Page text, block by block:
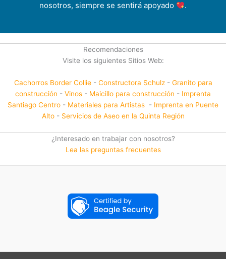
nosotros, siempre se sentirá apoyado
.
Recomendaciones
Visite los siguientes Sitios Web:
Cachorros Border Collie- Constructora Schulz- Granito para
construcción - Vinos - Maicillo para construcción - Imprenta
Santiago Centro - Materiales para Artistas - Imprenta en Puente
Alto- Servicios de Aseo en la Quinta Región
¿Interesado en trabajar con nosotros?
Lea las preguntas frecuentes